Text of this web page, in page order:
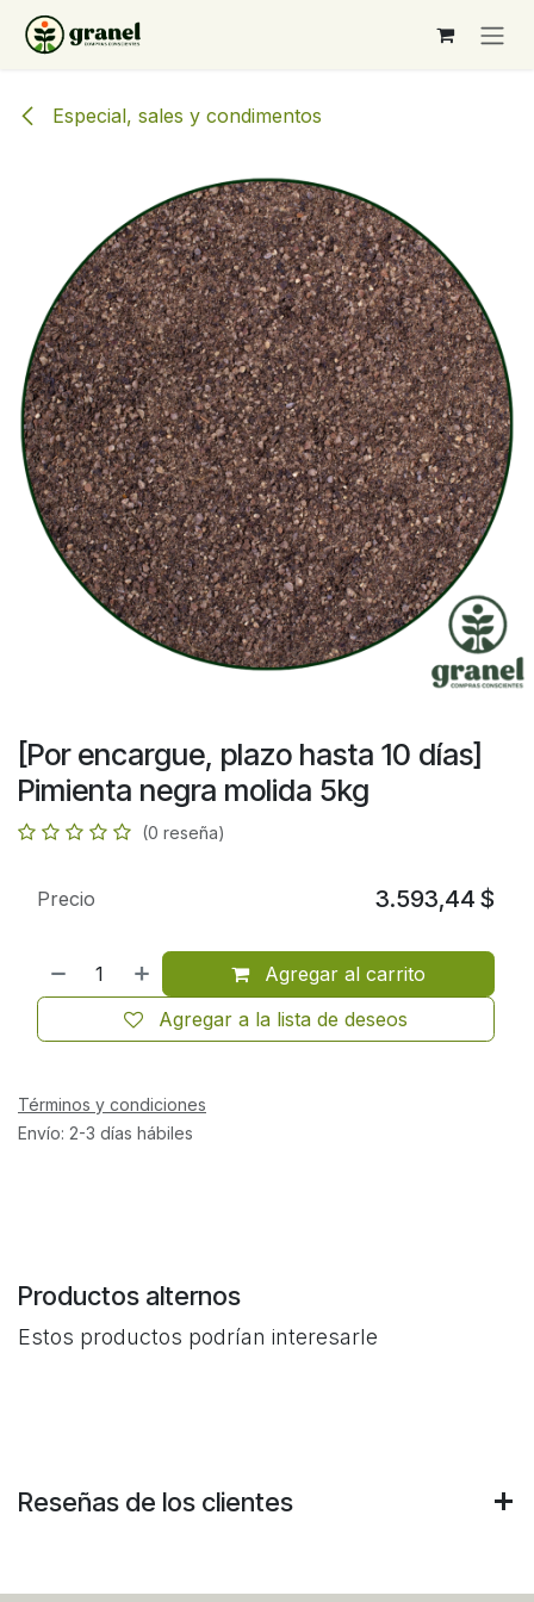
Ir al contenido
Especial, sales y condimentos
[Por encargue, plazo hasta 10 días]
Pimienta negra molida 5kg
(0 reseña)
Agregar al carrito
Agregar a la lista de deseos
Precio 3.593,44 $
Términos y condiciones
Envío: 2-3 días hábiles
Productos alternos
Estos productos podrían interesarle
Reseñas de los clientes